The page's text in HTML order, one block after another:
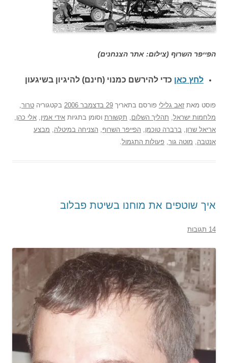
הפייפר השרוף (צילום: אתר הצנחנים)
לחץ כאן כדי להירשם כמנוי (חינם) להיגיון בשיגעון
פוסט מאת זאב גלילי פורסם בתאריך 29 בדצמבר 2006 בקטגוריה טרור
מלחמות ישראל תהליך השלום תקשורת וסומן בתגיות אידי אמין אלי כהן
אריאל שרון
ברברה טוכמן הפייפר השרוף הצניחה במיטלה
מבצע
אנטבה
מוטה גור פעולות התגמול
איך שוטפים את מוחנו בשיטת פבלוב
14 תגובות